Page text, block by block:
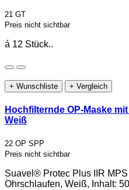
21 GT
Preis nicht sichtbar
á 12 Stück..
+ Wunschliste + Vergleich
Hochfilternde OP-Maske
Weiß
22 OP SPP
Preis nicht sichtbar
Suavel® Protec Plus IIR
Ohrschlaufen, Weiß, Inhalt: